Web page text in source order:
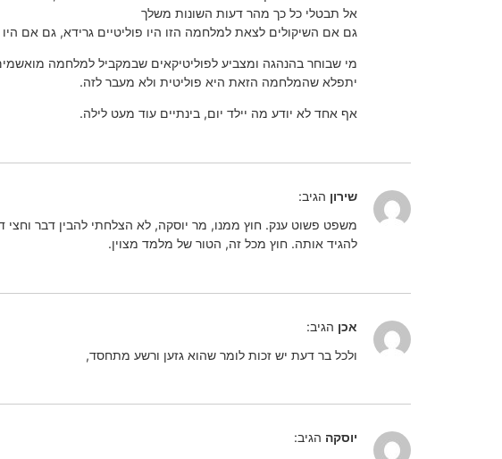
אל תבטלי כל כך מהר דעות השונות משלך
גם אם השיקולים לצאת למלחמה הזו היו פוליטיים גרידא, גם אם היו
מי שבוחר בהנהגה ומצביע לפוליטיקאים שבמקביל למלחמה
יתפלא שהמלחמה הזאת היא פוליטית ולא מעבר לזה.
אף אחד לא יודע מה יילד יום, בינתיים עוד מעט לילה.
שירון הגיב:
משפט פשוט ענק. חוץ ממנו, מר יוסקה, לא הצלחתי להבין דבר
להגיד אותה. חוץ מכל זה, הטור של מלמד מצוין.
אכן הגיב:
ולכל בר דעת יש זכות לומר שהוא גזען ורשע מתחסד,
יוסקה הגיב: